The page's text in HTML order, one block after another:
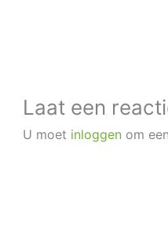
Laat een
U moet inloggen om